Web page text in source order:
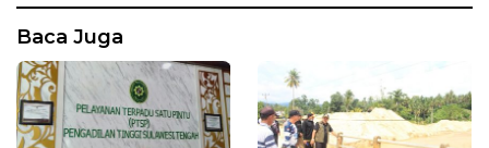
Baca Juga